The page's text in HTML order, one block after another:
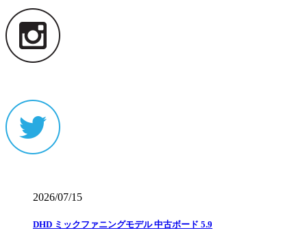
2026/07/15
DHD ミックファニングモデル 中古ボード 5.9